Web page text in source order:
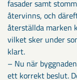
fasader samt
återvinns, och
återställda marken
vilket sker under
klart.
– Nu när
ett korrekt beslut.